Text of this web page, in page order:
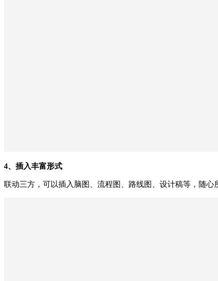
4、插入丰富形式
联动三方，可以插入脑图、流程图、路线图、设计稿等，随心